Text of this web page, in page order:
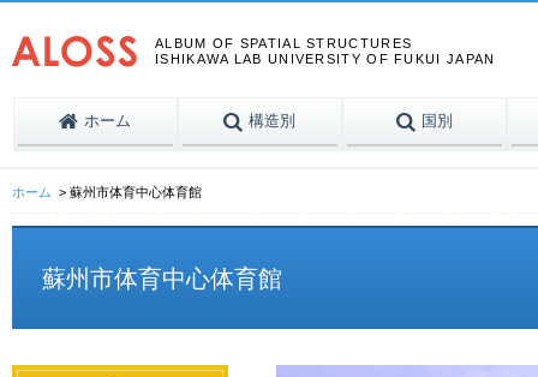
ALBUM OF SPATIAL STRUCTURES
ISHIKAWA LAB UNIVERSITY OF FUKUI JAPAN
ホーム 構造別 国別
ホーム 蘇州市体育中心体育館
蘇州市体育中心体育館